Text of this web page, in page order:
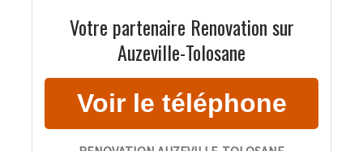
Votre partenaire Renovation sur
Auzeville-Tolosane